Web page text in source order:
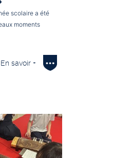
scolaire a été
moments
En savoir +